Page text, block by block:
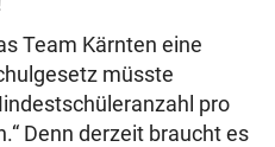
Team Kärnten eine
müsste
pro
Denn derzeit braucht es